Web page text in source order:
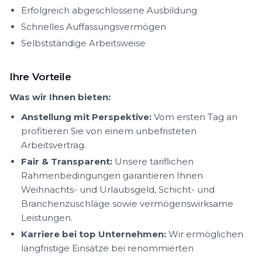
Erfolgreich abgeschlossene Ausbildung
Schnelles Auffassungsvermögen
Selbstständige Arbeitsweise
Ihre Vorteile
Was wir Ihnen bieten:
Anstellung mit Perspektive: Vom ersten Tag an
profitieren Sie von einem unbefristeten
Arbeitsvertrag.
Fair & Transparent: Unsere tariflichen
Rahmenbedingungen garantieren Ihnen
Weihnachts- und Urlaubsgeld, Schicht- und
Branchenzuschläge sowie vermögenswirksame
Leistungen.
Karriere bei top Unternehmen: Wir ermöglichen
langfristige Einsätze bei renommierten